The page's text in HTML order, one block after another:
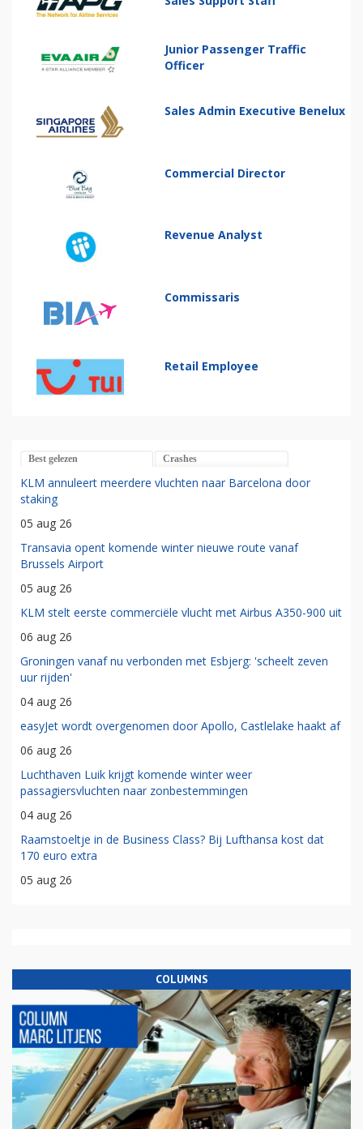
Junior Passenger Traffic
Officer
Sales Admin Executive Benelux
Commercial Director
Revenue Analyst
Commissaris
Retail Employee
Best gelezen Crashes
KLM annuleert meerdere vluchten naar Barcelona door
staking
05 aug 26
Transavia opent komende winter nieuwe route vanaf
Brussels Airport
05 aug 26
KLM stelt eerste commerciële vlucht met Airbus A350-900 uit
06 aug 26
Groningen vanaf nu verbonden met Esbjerg: 'scheelt zeven
uur rijden'
04 aug 26
easyJet wordt overgenomen door Apollo, Castlelake haakt af
06 aug 26
Luchthaven Luik krijgt komende winter weer
passagiersvluchten naar zonbestemmingen
04 aug 26
Raamstoeltje in de Business Class? Bij Lufthansa kost dat
170 euro extra
05 aug 26
COLUMNS